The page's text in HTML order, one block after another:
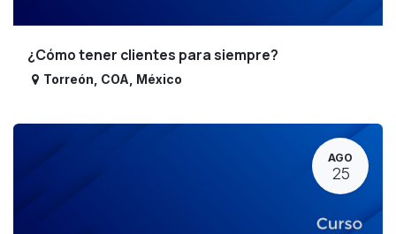
¿Cómo tener clientes para siempre?
Torreón COA México
AGO
25